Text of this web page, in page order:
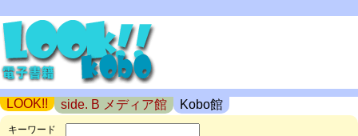
LOOK!! side. B メディア館 Kobo館
キーワード